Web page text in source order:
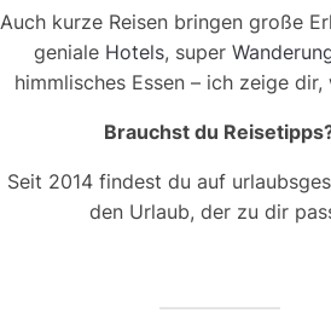
Auch kurze Reisen bringen große
geniale Hotels, super
himmlisches Essen – ich zeige dir,
Brauchst du
Seit 2014 findest du auf
den Urlaub, der zu dir